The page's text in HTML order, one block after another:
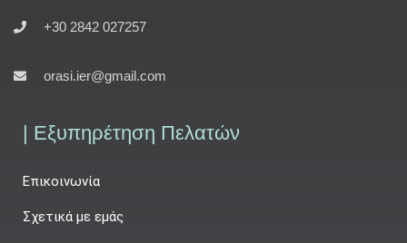
+30 2842 027257
orasi.ier@gmail.com
| Εξυπηρέτηση Πελατών
Επικοινωνία
Σχετικά με εμάς